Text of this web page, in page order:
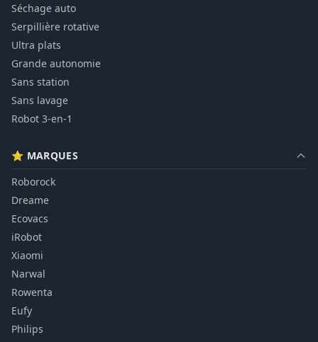
Séchage auto
Serpillière rotative
Ultra plats
Grande autonomie
Sans station
Sans lavage
Robot 3-en-1
⭐ MARQUES
Roborock
Dreame
Ecovacs
iRobot
Xiaomi
Narwal
Rowenta
Eufy
Philips